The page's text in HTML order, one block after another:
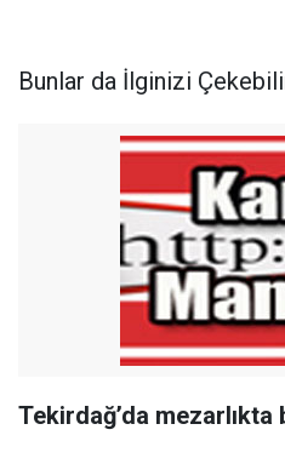
Bunlar da İlginizi
Tekirdağ’da